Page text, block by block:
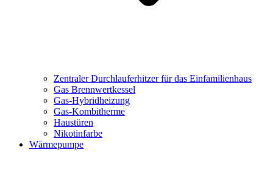
Zentraler Durchlauferhitzer für das Einfamilienhaus
Gas Brennwertkessel
Gas-Hybridheizung
Gas-Kombitherme
Haustüren
Nikotinfarbe
Wärmepumpe